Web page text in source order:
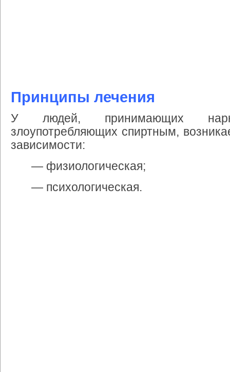
Принципы лечения
У людей, принимающих
злоупотребляющих спиртным,
зависимости:
— физиологическая;
— психологическая.